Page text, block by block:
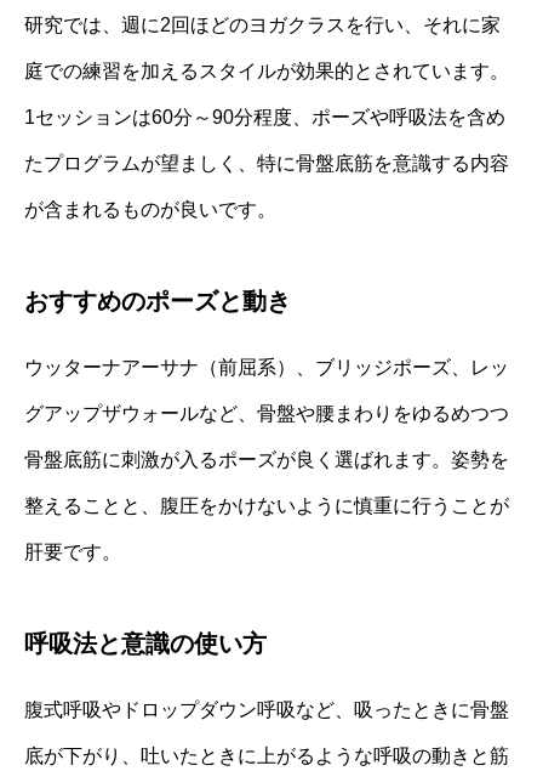
研究では、週に2回ほどのヨガクラスを行い、それに家
庭での練習を加えるスタイルが効果的とされています。
1セッションは60分～90分程度、ポーズや呼吸法を含め
たプログラムが望ましく、特に骨盤底筋を意識する内容
が含まれるものが良いです。
おすすめのポーズと動き
ウッターナアーサナ（前屈系）、ブリッジポーズ、レッ
グアップザウォールなど、骨盤や腰まわりをゆるめつつ
骨盤底筋に刺激が入るポーズが良く選ばれます。姿勢を
整えることと、腹圧をかけないように慎重に行うことが
肝要です。
呼吸法と意識の使い方
腹式呼吸やドロップダウン呼吸など、吸ったときに骨盤
底が下がり、吐いたときに上がるような呼吸の動きと筋